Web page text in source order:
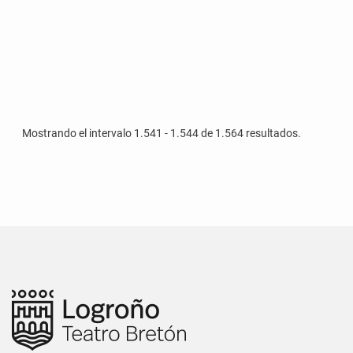
Mostrando el intervalo 1.541 - 1.544 de 1.564 resultados.